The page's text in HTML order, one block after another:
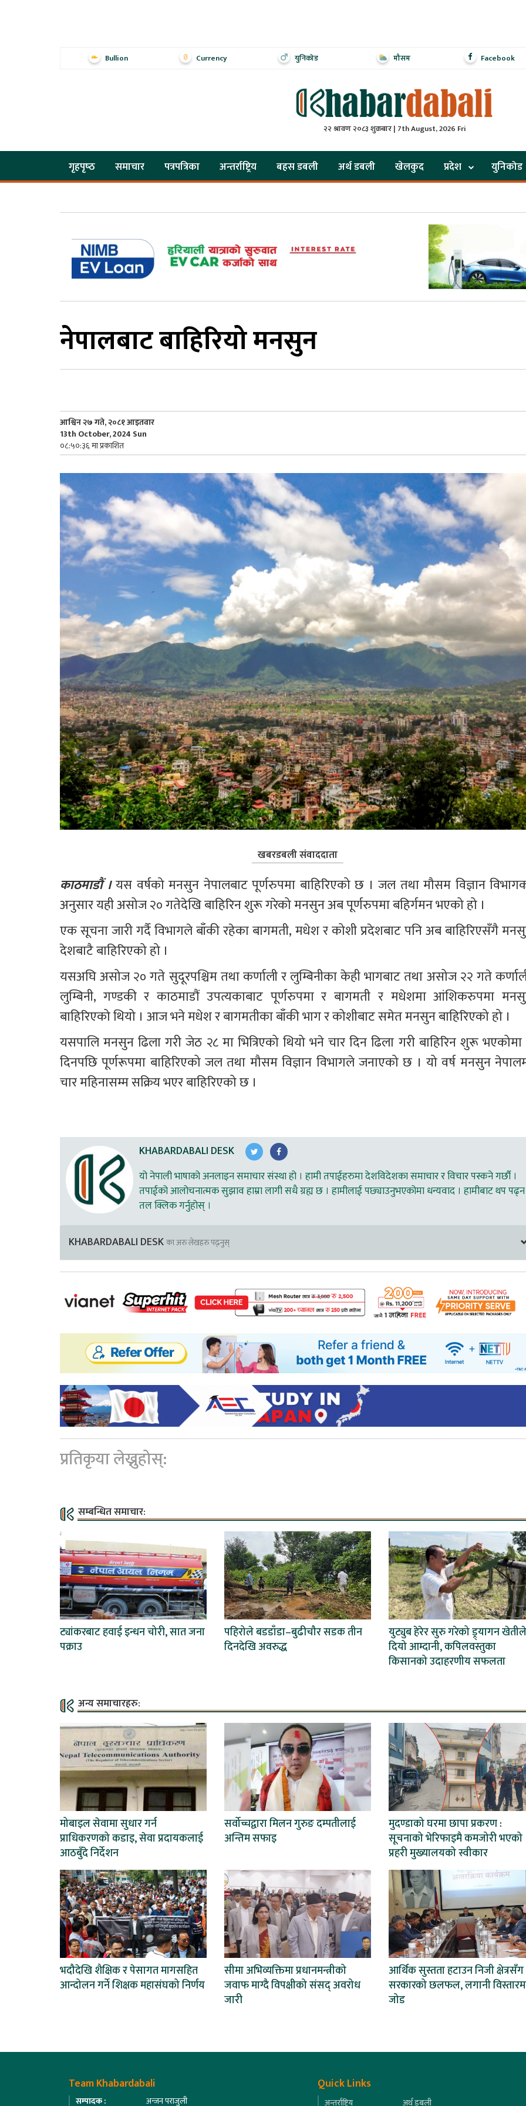
Bullion Currency युनिकोड मौसम Facebook
२२ श्रावण २०८३ शुक्रबार | 7th August, 2026 Fri
गृहपृष्‍ठ समाचार पत्रपत्रिका अन्तर्राष्ट्रिय बहस डबली अर्थ डबली खेलकुद प्रदेश युनिकोड
नेपालबाट बाहिरियो मनसुन
आश्विन २७ गते, २०८१ आइतवार
13th October, 2024 Sun
०८:५०:३६ मा प्रकाशित
खबरडबली संवाददाता
काठमाडौं । यस वर्षको मनसुन नेपालबाट पूर्णरुपमा बाहिरिएको छ । जल तथा मौसम विज्ञान
अनुसार यही असोज २० गतेदेखि बाहिरिन शुरू गरेको मनसुन अब पूर्णरुपमा बहिर्गमन भएको हो ।
एक सूचना जारी गर्दै विभागले बाँकी रहेका बागमती, मधेश र कोशी प्रदेशबाट पनि अब बाहिरिएसँगै
देशबाटै बाहिरिएको हो ।
यसअघि असोज २० गते सुदूरपश्चिम तथा कर्णाली र लुम्बिनीका केही भागबाट तथा असोज २२ गते
लुम्बिनी, गण्डकी र काठमाडौं उपत्यकाबाट पूर्णरुपमा र बागमती र मधेशमा आंशिकरुपमा
बाहिरिएको थियो । आज भने मधेश र बागमतीका बाँकी भाग र कोशीबाट समेत मनसुन बाहिरिएको हो ।
यसपालि मनसुन ढिला गरी जेठ २८ मा भित्रिएको थियो भने चार दिन ढिला गरी बाहिरिन शुरू
दिनपछि पूर्णरूपमा बाहिरिएको जल तथा मौसम विज्ञान विभागले जनाएको छ । यो वर्ष मनसुन
चार महिनासम्म सक्रिय भएर बाहिरिएको छ ।
KHABARDABALI DESK
यो नेपाली भाषाको अनलाइन समाचार संस्था हो । हामी तपाईहरुमा देशविदेशका समाचार र विचार पस्कने गर्छौ ।
तपाईको आलोचनात्मक सुझाव हाम्रा लागी सधै ग्रह्य छ । हामीलाई पछ्याउनुभएकोमा धन्यवाद । हामीबाट थप पढ्न
तल क्लिक गर्नुहोस् ।
KHABARDABALI DESKका अरु लेखहरु पढ्नुस्
प्रतिकृया लेख्नुहोस्:
सम्बन्धित समाचार:
ट्यांकरबाट हवाई इन्धन चोरी, सात जना
पक्राउ
पहिरोले बडडाँडा–बुढीचौर सडक तीन
दिनदेखि अवरुद्ध
युट्युब हेरेर सुरु गरेको ड्र्यागन खेतीले
दियो आम्दानी, कपिलवस्तुका
किसानको उदाहरणीय सफलता
अन्य समाचारहरु:
मोबाइल सेवामा सुधार गर्न
प्राधिकरणको कडाइ, सेवा प्रदायकलाई
आठबुँदे निर्देशन
सर्वोच्चद्वारा मिलन गुरुङ दम्पतीलाई
अन्तिम सफाइ
मुदण्डाको घरमा छापा प्रकरण :
सूचनाको भेरिफाइमै कमजोरी भएको
प्रहरी मुख्यालयको स्वीकार
भदौदेखि शैक्षिक र पेसागत मागसहित
आन्दोलन गर्ने शिक्षक महासंघको निर्णय
सीमा अभिव्यक्तिमा प्रधानमन्त्रीको
जवाफ माग्दै विपक्षीको संसद् अवरोध
जारी
आर्थिक सुस्तता हटाउन निजी क्षेत्रसँग
सरकारको छलफल, लगानी
जोड
Team Khabardabali
सम्पादक : अन्जन पराजुली
Quick Links
अन्तर्राष्ट्रिय अर्थ डबली